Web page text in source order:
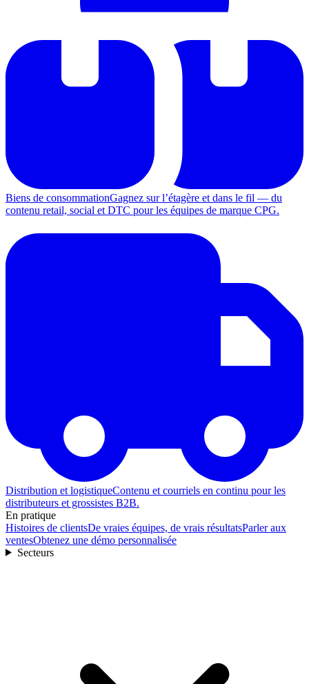
Biens de consommationGagnez sur l’étagère et dans le fil — du
contenu retail, social et DTC pour les équipes de marque CPG.
Distribution et logistiqueContenu et courriels en continu pour les
distributeurs et grossistes B2B.
En pratique
Histoires de clientsDe vraies équipes, de vrais résultatsParler aux
ventesObtenez une démo personnalisée
Secteurs